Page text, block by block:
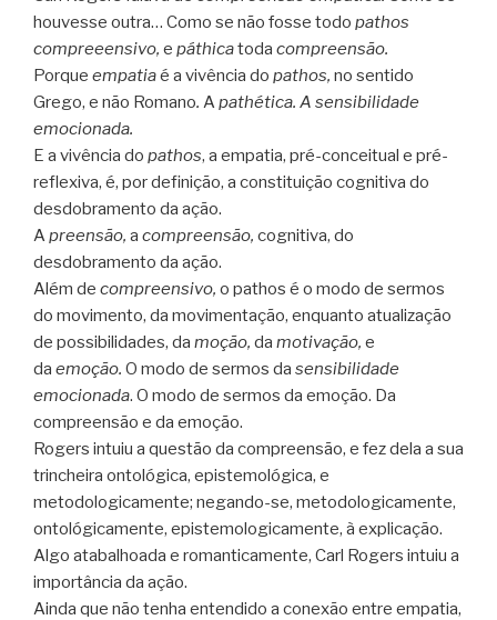
houvesse outra… Como se não fosse todo pathos
compreeensivo, e páthicatoda compreensão.
Porque empatiaé a vivência do pathos, no sentido
Grego, e não Romano. A pathética. A sensibilidade
emocionada.
E a vivência do pathos, a empatia, pré-conceitual e pré-
reflexiva, é, por definição, a constituição cognitiva do
desdobramento da ação.
A preensão, a compreensão, cognitiva, do
desdobramento da ação.
Além de compreensivo, o pathos é o modo de sermos
do movimento, da movimentação, enquanto atualização
de possibilidades, da moção, da motivação, e
da emoção. O modo de sermos da sensibilidade
emocionada. O modo de sermos da emoção. Da
compreensão e da emoção.
Rogers intuiu a questão da compreensão, e fez dela a sua
trincheira ontológica, epistemológica, e
metodologicamente; negando-se, metodologicamente,
ontológicamente, epistemologicamente, à explicação.
Algo atabalhoada e romanticamente, Carl Rogers intuiu a
importância da ação.
Ainda que não tenha entendido a conexão entre empatia,